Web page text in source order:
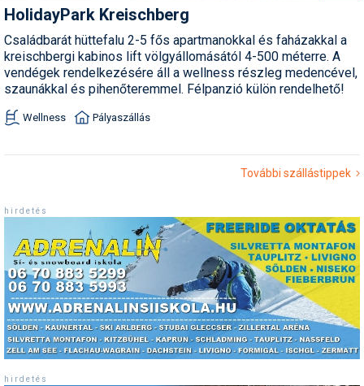
HolidayPark Kreischberg
Családbarát hüttefalu 2-5 fős apartmanokkal és faházakkal a
kreischbergi kabinos lift völgyállomásától 4-500 méterre. A
vendégek rendelkezésére áll a wellness részleg medencével,
szaunákkal és pihenőteremmel. Félpanzió külön rendelhető!
Wellness Pályaszállás
További szállástippek
h i r d e t é s
h i r d e t é s